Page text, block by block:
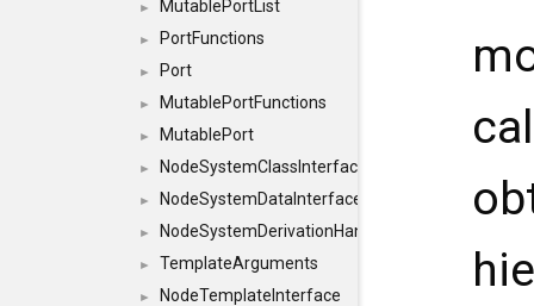
► MutablePortList
► PortFunctions
► Port
► MutablePortFunctions
► MutablePort
► NodeSystemClassInterface
► NodeSystemDataInterface
► NodeSystemDerivationHandlerInterface
► TemplateArguments
► NodeTemplateInterface